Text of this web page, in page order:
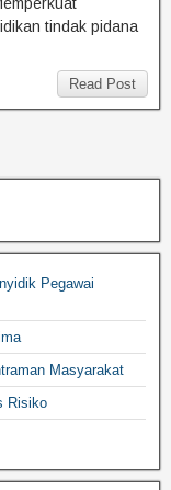
tindak pidana
Read Post
Pegawai
Masyarakat
Risiko